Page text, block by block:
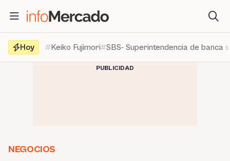
contenido
Hoy
Keiko Fujimori SBS- Superintendencia de banca
PUBLICIDAD
NEGOCIOS